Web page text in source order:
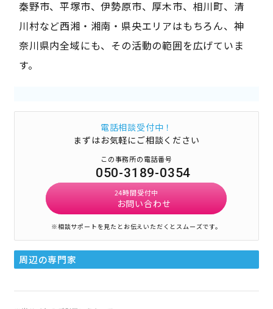
秦野市、平塚市、伊勢原市、厚木市、相川町、清
川村など西湘・湘南・県央エリアはもちろん、神
奈川県内全域にも、その活動の範囲を広げていま
す。
電話相談受付中！
まずはお気軽にご相談ください
この事務所の電話番号
050-3189-0354
24時間受付中
お問い合わせ
※相談サポートを見たとお伝えいただくとスムーズです。
周辺の専門家